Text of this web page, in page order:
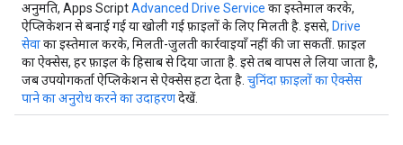
अनुमति, Apps ScriptAdvanced Drive Service का इस्तेमाल करके,
ऐप्लिकेशन से बनाई गई या खोली गई फ़ाइलों के लिए मिलती है. इससे, Drive
सेवाका इस्तेमाल करके, मिलती-जुलती कार्रवाइयाँ नहीं की जा सकतीं. फ़ाइल
का ऐक्सेस, हर फ़ाइल के हिसाब से दिया जाता है. इसे तब वापस ले लिया जाता है,
जब उपयोगकर्ता ऐप्लिकेशन से ऐक्सेस हटा देता है. चुनिंदा फ़ाइलों का ऐक्सेस
पाने का अनुरोध करने का उदाहरणदेखें.